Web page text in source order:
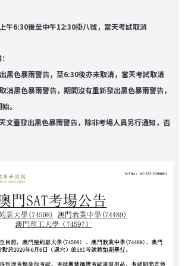
午6:30後至中午12:30掛八號，當天考試取消
黑色暴雨警告，至6:30後亦未取消，當天考試取消
消黑色暴雨警告，期間沒有重新發出黑色暴雨警告，
。
文臺發出黑色暴雨警告，除非考場人員另行通知，否